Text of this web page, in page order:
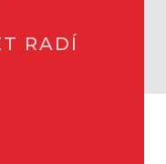
RADÍ